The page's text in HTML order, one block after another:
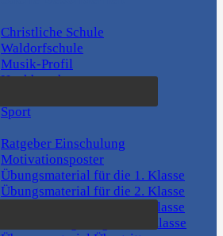
Christliche Schule
Waldorfschule
Musik-Profil
Hochbegabung
Sport
Ratgeber Einschulung
Motivationsposter
Übungsmaterial für die 1. Klasse
Übungsmaterial für die 2. Klasse
Übungsmaterial für die 3. Klasse
Mathe Übungsaufgaben 4.Klasse